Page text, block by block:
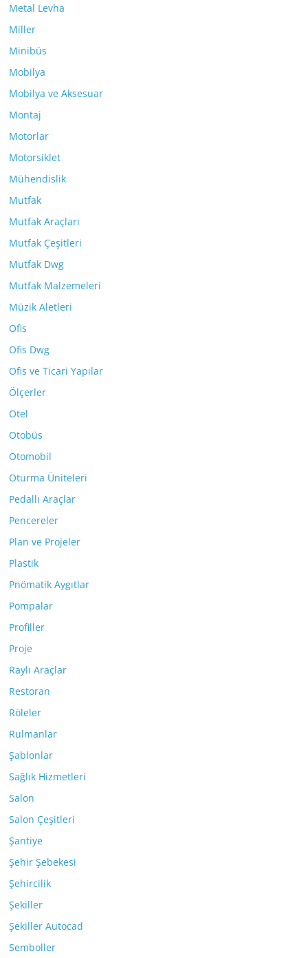
Metal Levha
Miller
Minibüs
Mobilya
Mobilya ve Aksesuar
Montaj
Motorlar
Motorsiklet
Mühendislik
Mutfak
Mutfak Araçları
Mutfak Çeşitleri
Mutfak Dwg
Mutfak Malzemeleri
Müzik Aletleri
Ofis
Ofis Dwg
Ofis ve Ticari Yapılar
Ölçerler
Otel
Otobüs
Otomobil
Oturma Üniteleri
Pedallı Araçlar
Pencereler
Plan ve Projeler
Plastik
Pnömatik Aygıtlar
Pompalar
Profiller
Proje
Raylı Araçlar
Restoran
Röleler
Rulmanlar
Şablonlar
Sağlık Hizmetleri
Salon
Salon Çeşitleri
Şantiye
Şehir Şebekesi
Şehircilik
Şekiller
Şekiller Autocad
Semboller